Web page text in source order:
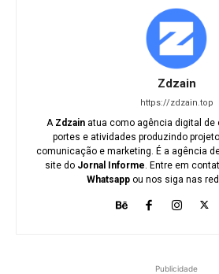
Zdzain
https://zdzain.top
A Zdzainatua como agência digital de
portes e atividades produzindo
comunicação e marketing. É a agência
site do Jornal Informe . Entre em
Whatsappou nos siga nas
Publicidade